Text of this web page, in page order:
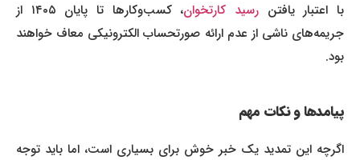
با اعتبار یافتنرسید کارتخوان
، کسب‌وکارها تا پایان ۱۴۰۵ از
جریمه‌های ناشی از عدم ارائه صورتحساب الکترونیکی معاف خواهند
بود.
پیامدها و نکات مهم
اگرچه این تمدید یک خبر خوش برای بسیاری است، اما باید توجه